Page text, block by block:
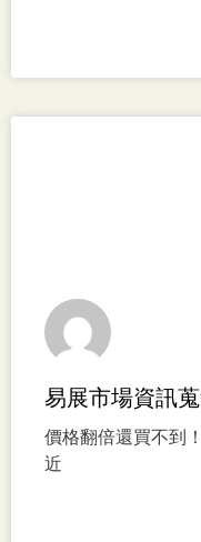
易展市場資訊
價格翻倍還買不到
近